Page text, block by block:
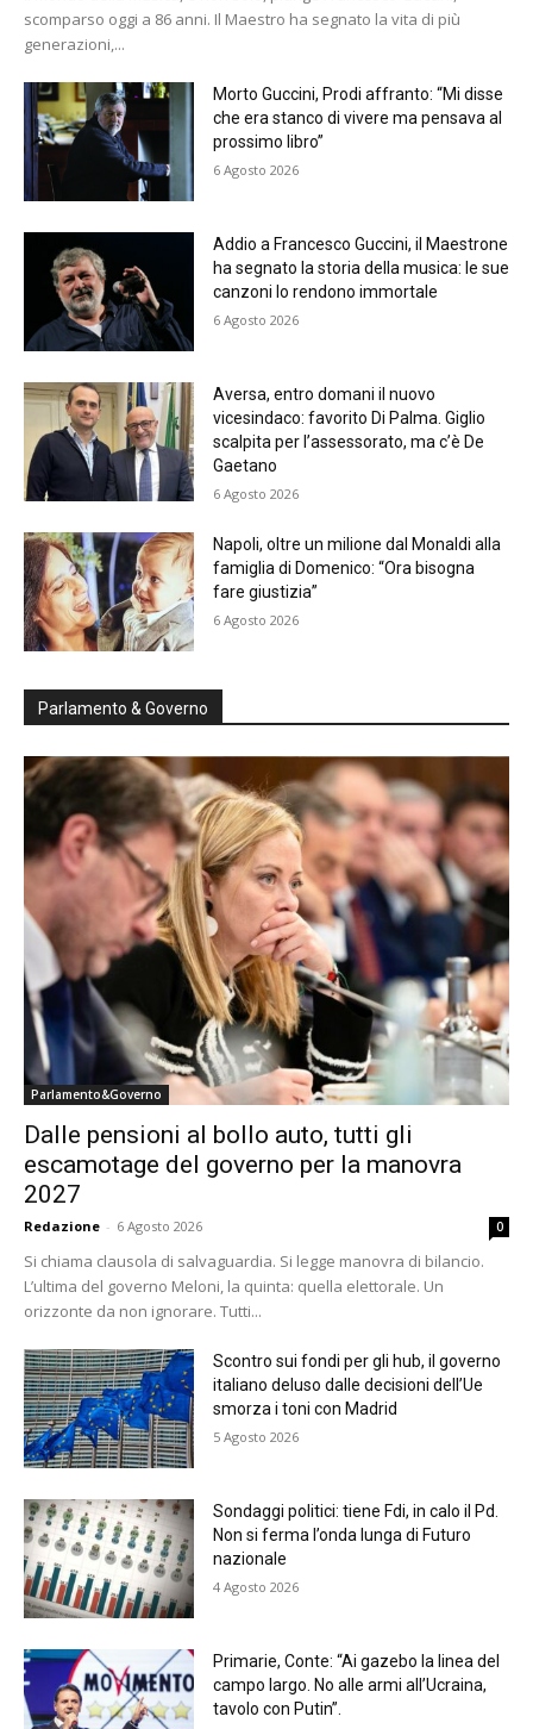
scomparso oggi a 86 anni. Il Maestro ha segnato la vita di più
generazioni,...
Morto Guccini, Prodi affranto: “Mi disse
che era stanco di vivere ma pensava al
prossimo libro”
6 Agosto 2026
Addio a Francesco Guccini, il Maestrone
ha segnato la storia della musica: le sue
canzoni lo rendono immortale
6 Agosto 2026
Aversa, entro domani il nuovo
vicesindaco: favorito Di Palma. Giglio
scalpita per l’assessorato, ma c’è De
Gaetano
6 Agosto 2026
Napoli, oltre un milione dal Monaldi alla
famiglia di Domenico: “Ora bisogna
fare giustizia”
6 Agosto 2026
Parlamento & Governo
Parlamento&Governo
Dalle pensioni al bollo auto, tutti gli
escamotage del governo per la manovra
2027
Redazione - 6 Agosto 2026 0
Si chiama clausola di salvaguardia. Si legge manovra di bilancio.
L’ultima del governo Meloni, la quinta: quella elettorale. Un
orizzonte da non ignorare. Tutti...
Scontro sui fondi per gli hub, il governo
italiano deluso dalle decisioni dell’Ue
smorza i toni con Madrid
5 Agosto 2026
Sondaggi politici: tiene Fdi, in calo il Pd.
Non si ferma l’onda lunga di Futuro
nazionale
4 Agosto 2026
Primarie, Conte: “Ai gazebo la linea del
campo largo. No alle armi all’Ucraina,
tavolo con Putin”.